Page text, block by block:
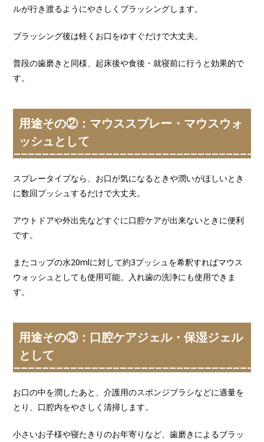
ルが行き渡るようにやさしくブラッシングします。
ブラッシング後は軽くお口をゆすぐだけで大丈夫。
普段の歯磨きと同様、起床後や食後・就寝前に行うと効果的で
す。
用途その②：マウススプレー・マウスウォ
ッシュとして
スプレータイプなら、お口が気になるときや潤いがほしいとき
に数回プッシュするだけで大丈夫。
アウトドアや外出先などすぐに口腔ケアが出来ないときに便利
です。
またコップの水20mlに対して約3プッシュを希釈すればマウス
ウォッシュとしても使用可能。入れ歯の洗浄にも使用できま
す。
用途その③：口腔ケアジェル・保湿ジェル
として
お口の中を潤したあと、介護用のスポンジブラシなどに適量を
とり、口腔内をやさしく清掃します。
小さいお子様や寝たきりのお年寄りなど、歯磨きによるブラッ